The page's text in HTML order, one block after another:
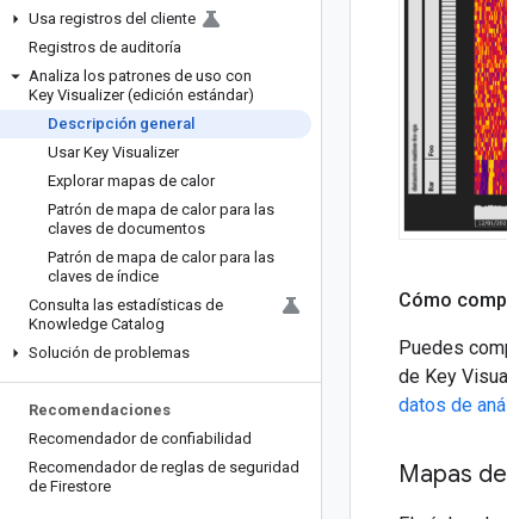
Usa registros del cliente
Registros de auditoría
Analiza los patrones de uso con
Key Visualizer (edición estándar)
Descripción general
Usar Key Visualizer
Explorar mapas de calor
Patrón de mapa de calor para las
claves de documentos
Patrón de mapa de calor para las
claves de índice
Consulta las estadísticas de
Knowledge Catalog
Solución de problemas
Recomendaciones
Recomendador de confiabilidad
Recomendador de reglas de seguridad
de Firestore
Cómo
Puedes
de Key
datos de
Mapas